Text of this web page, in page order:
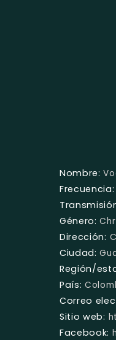
Nombre:
Frecuencia:
Género:
Dirección:
Ciudad:
Región/
País:
Correo
Sitio web:
Facebook: